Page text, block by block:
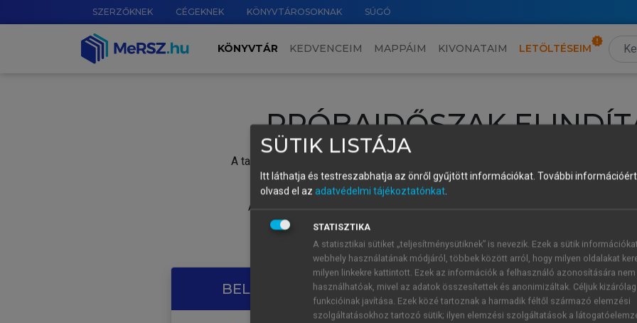
SZERZŐKNEK CÉGEKNEK KÖNYVTÁROSOKNAK SÚGÓ
KÖNYVTÁR KEDVENCEIM MAPPÁIM KIVONATAIM LETÖLTÉSEIM
PRÓBAIDŐSZAK
A tartalom megtekintéséhez lépj be a saját fiókoddal, iskolai azonosítóddal vagy
Új felhasználóként1 óra díjmentes hozzáférésrevagy
A próbaidőszak elindításához,
vagy hozz
A regisztráció után a
BELÉPÉS SAJÁT FIÓKKAL ÚJ FIÓK
1 óra
SÜTIK LISTÁJA
Itt láthatja és testreszabhatja az önről gyűjtött információkat. További
olvasd el az adatvédelmi tájékoztatónkat.
STATISZTIKA
A statisztikai sütiket „teljesítménysütiknek” is nevezik. Ezek a sütik
webhely használatának módjáról, többek között arról, hogy milyen oldalakat
milyen linkekre kattintott. Ezek az információk a felhasználó azonosítására nem
használhatóak, mivel az adatok összesítettek és anonimizáltak. Céljuk
funkcióinak javítása. Ezek közé tartoznak a harmadik féltől származó elemzési
szolgáltatásokhoz tartozó sütik; ilyen elemzési szolgáltatások a